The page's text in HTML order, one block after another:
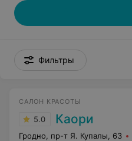
Фильтры
САЛОН КРАСОТЫ
5.0 Каори
Гродно, пр-т Я. Купалы, 63